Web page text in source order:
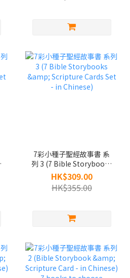
7彩小種子聖經故事書 系
列 3 (7 Bible Storybooks
& Scripture Cards Set -
in Chinese)
HK$309.00
HK$355.00